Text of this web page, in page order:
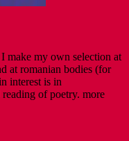
make my own selection at
at romanian bodies (for
interest is in
of poetry. more